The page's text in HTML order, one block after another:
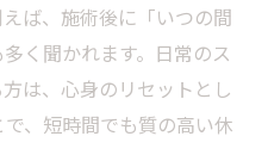
ば、施術後に「いつの間
く聞かれます。日常のス
は、心身のリセットとし
、短時間でも質の高い休